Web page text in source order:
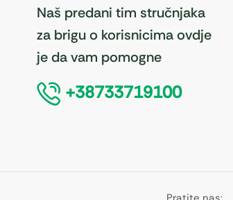
Naš predani tim stručnjaka
za brigu o korisnicima ovdje
je da vam pomogne
+38733719100